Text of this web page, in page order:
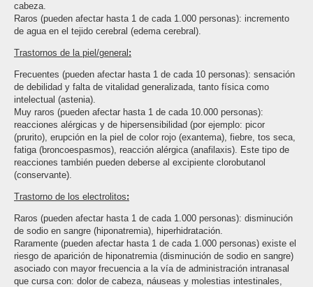
cabeza.
Raros (pueden afectar hasta 1 de cada 1.000 personas): incremento
de agua en el tejido cerebral (edema cerebral).
Trastornos de la piel/general :
Frecuentes (pueden afectar hasta 1 de cada 10 personas): sensación
de debilidad y falta de vitalidad generalizada, tanto física como
intelectual (astenia).
Muy raros (pueden afectar hasta 1 de cada 10.000 personas):
reacciones alérgicas y de hipersensibilidad (por ejemplo: picor
(prurito), erupción en la piel de color rojo (exantema), fiebre, tos seca,
fatiga (broncoespasmos), reacción alérgica (anafilaxis). Este tipo de
reacciones también pueden deberse al excipiente clorobutanol
(conservante).
Trastorno de los electrolitos:
Raros (pueden afectar hasta 1 de cada 1.000 personas): disminución
de sodio en sangre (hiponatremia), hiperhidratación.
Raramente (pueden afectar hasta 1 de cada 1.000 personas) existe el
riesgo de aparición de hiponatremia (disminución de sodio en sangre)
asociado con mayor frecuencia a la vía de administración intranasal
que cursa con: dolor de cabeza, náuseas y molestias intestinales,